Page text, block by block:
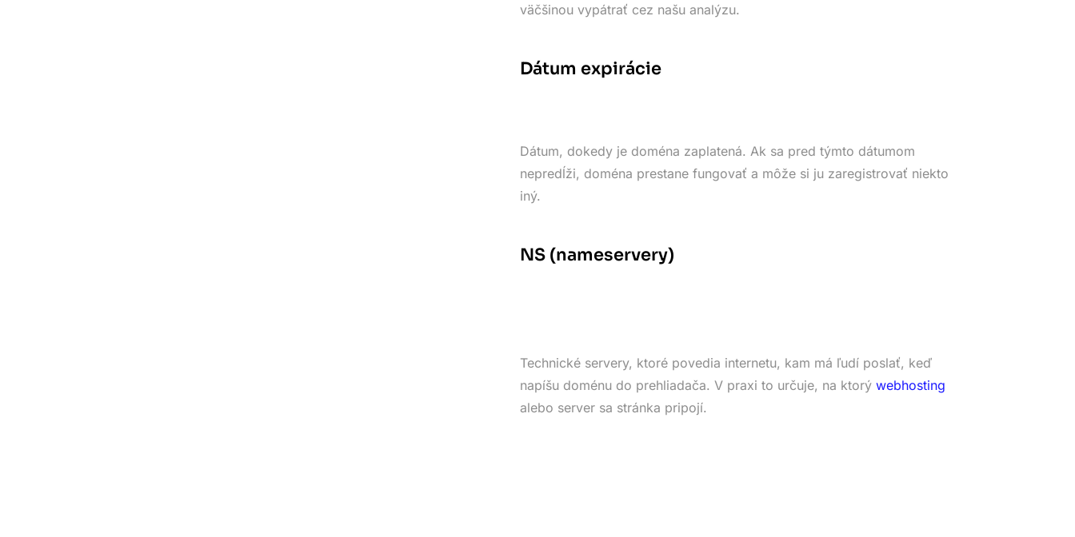
väčšinou vypátrať cez našu analýzu.
Dátum expirácie
Dátum, dokedy je doména zaplatená. Ak sa pred týmto dátumom
nepredĺži, doména prestane fungovať a môže si ju zaregistrovať niekto
iný.
NS (nameservery)
Technické servery, ktoré povedia internetu, kam má ľudí poslať, keď
napíšu doménu do prehliadača. V praxi to určuje, na ktorý webhosting
alebo server sa stránka pripojí.